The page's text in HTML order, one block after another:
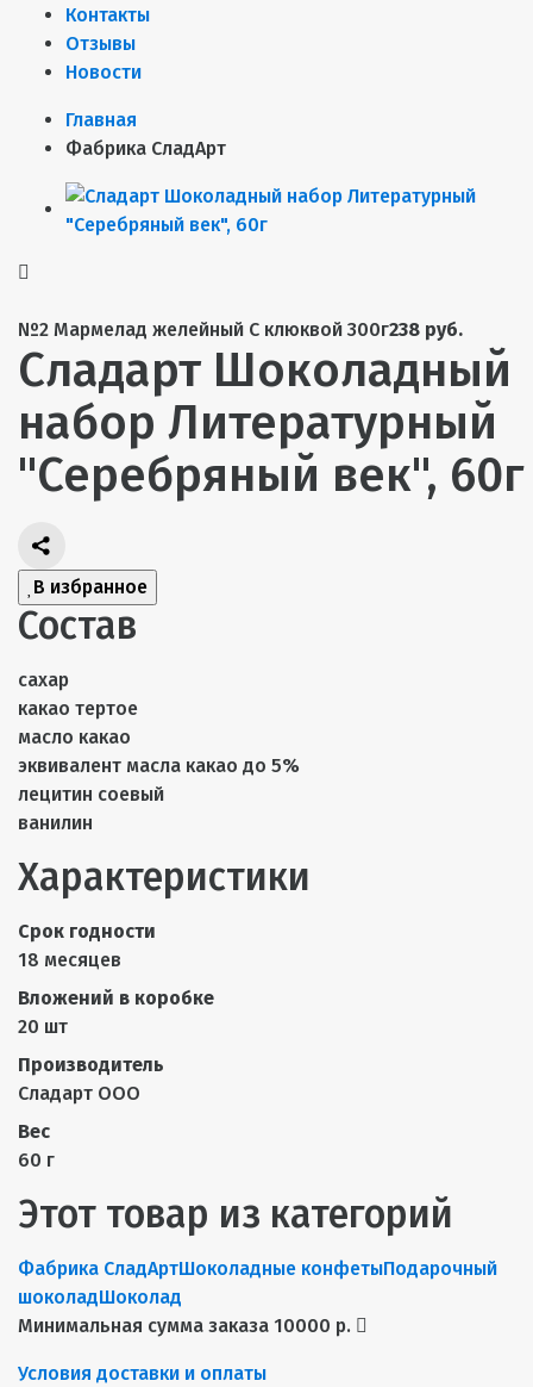
Контакты
Отзывы
Новости
Главная
Фабрика СладАрт
№2 Мармелад желейный С клюквой 300г238 руб.
Сладарт Шоколадный
набор Литературный
"Серебряный век", 60г
В избранное
Состав
сахар
какао тертое
масло какао
эквивалент масла какао до 5%
лецитин соевый
ванилин
Характеристики
Срок годности
18 месяцев
Вложений в коробке
20 шт
Производитель
Сладарт ООО
Вес
60 г
Этот товар из категорий
Фабрика СладАртШоколадные конфетыПодарочный
шоколадШоколад
Минимальная сумма заказа 10000 р.
Условия доставки и оплаты